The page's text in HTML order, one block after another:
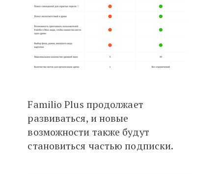
Familio Plus продолжает
развиваться, и новые
возможности также будут
становиться частью подписки.